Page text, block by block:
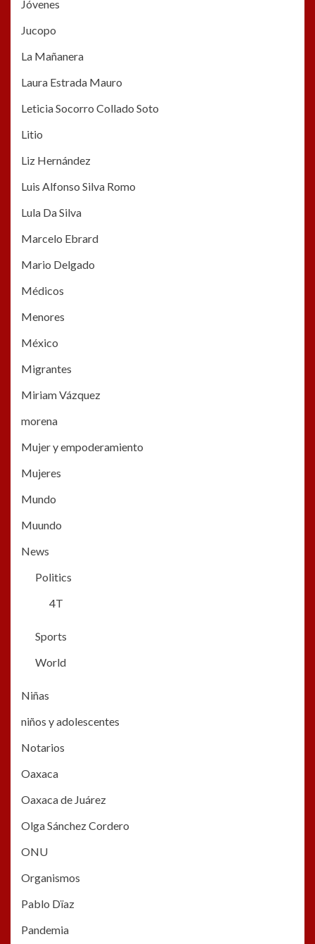
Jóvenes
Jucopo
La Mañanera
Laura Estrada Mauro
Leticia Socorro Collado Soto
Litio
Liz Hernández
Luis Alfonso Silva Romo
Lula Da Silva
Marcelo Ebrard
Mario Delgado
Médicos
Menores
México
Migrantes
Miriam Vázquez
morena
Mujer y empoderamiento
Mujeres
Mundo
Muundo
News
Politics
4T
Sports
World
Niñas
niños y adolescentes
Notarios
Oaxaca
Oaxaca de Juárez
Olga Sánchez Cordero
ONU
Organismos
Pablo Dïaz
Pandemia